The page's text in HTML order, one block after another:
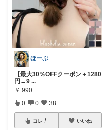
ほーぷ
【最大30％OFFクーポン＋1280
円→9 ...
￥ 990
0 0 38
コレ いいね